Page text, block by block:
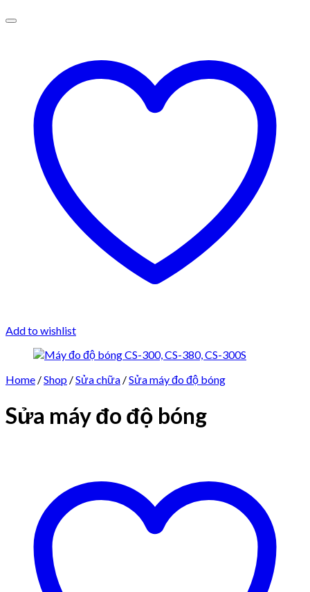
Add to wishlist
Home /Shop /Sửa chữa /Sửa máy đo độ bóng
Sửa máy đo độ bóng